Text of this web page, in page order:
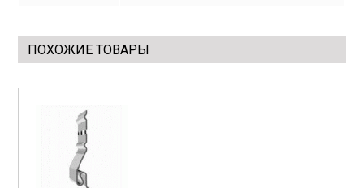
ПОХОЖИЕ ТОВАРЫ